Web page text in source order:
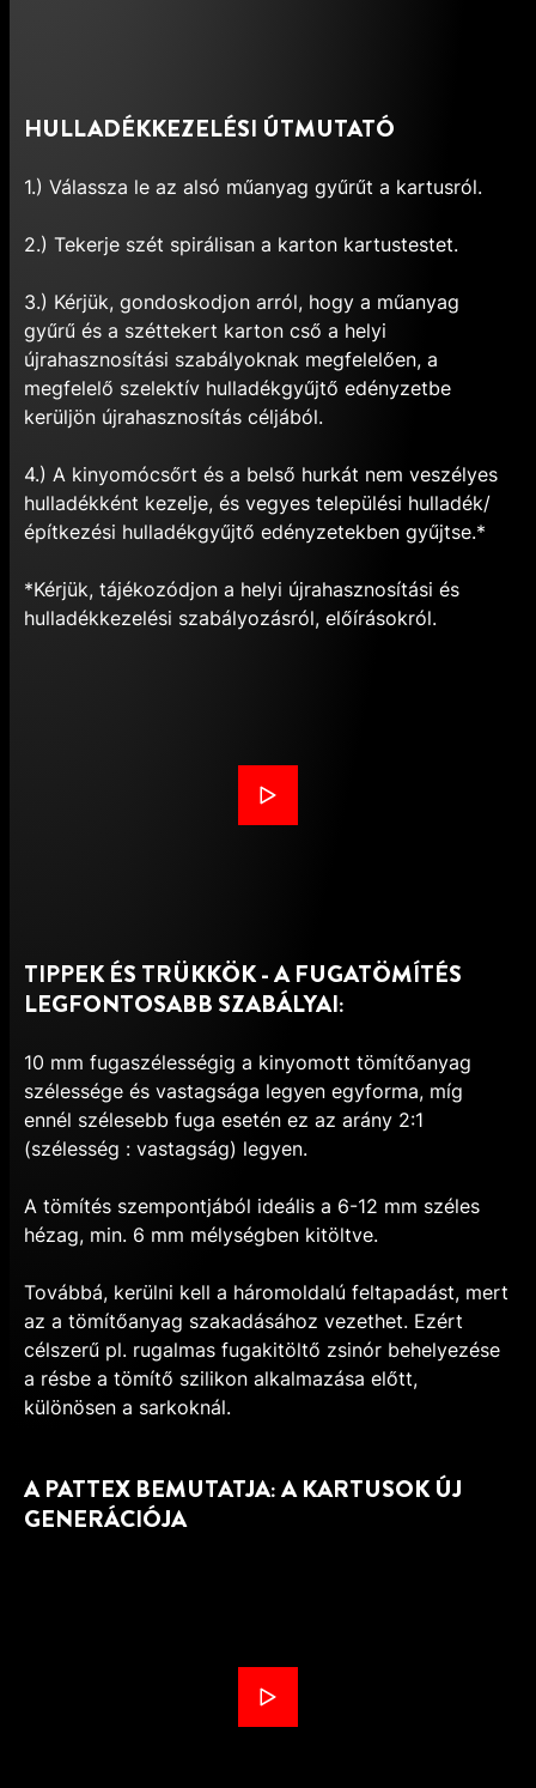
HULLADÉKKEZELÉSI ÚTMUTATÓ
1.) Válassza le az alsó műanyag gyűrűt a kartusról.
2.) Tekerje szét spirálisan a karton kartustestet.
3.) Kérjük, gondoskodjon arról, hogy a műanyag
gyűrű és a széttekert karton cső a helyi
újrahasznosítási szabályoknak megfelelően, a
megfelelő szelektív hulladékgyűjtő edényzetbe
kerüljön újrahasznosítás céljából.
4.) A kinyomócsőrt és a belső hurkát nem veszélyes
hulladékként kezelje, és vegyes települési hulladék/
építkezési hulladékgyűjtő edényzetekben gyűjtse.*
*Kérjük, tájékozódjon a helyi újrahasznosítási és
hulladékkezelési szabályozásról, előírásokról.
TIPPEK ÉS TRÜKKÖK - A FUGATÖMÍTÉS
LEGFONTOSABB SZABÁLYAI:
10 mm fugaszélességig a kinyomott tömítőanyag
szélessége és vastagsága legyen egyforma, míg
ennél szélesebb fuga esetén ez az arány 2:1
(szélesség : vastagság) legyen.
A tömítés szempontjából ideális a 6-12 mm széles
hézag, min. 6 mm mélységben kitöltve.
Továbbá, kerülni kell a háromoldalú feltapadást, mert
az a tömítőanyag szakadásához vezethet. Ezért
célszerű pl. rugalmas fugakitöltő zsinór behelyezése
a résbe a tömítő szilikon alkalmazása előtt,
különösen a sarkoknál.
A PATTEX BEMUTATJA: A KARTUSOK ÚJ
GENERÁCIÓJA